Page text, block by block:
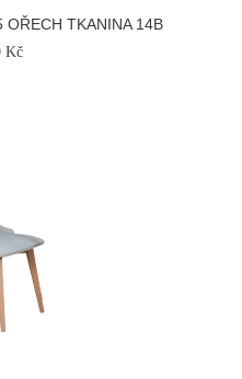
TKANINA 14B
Kč